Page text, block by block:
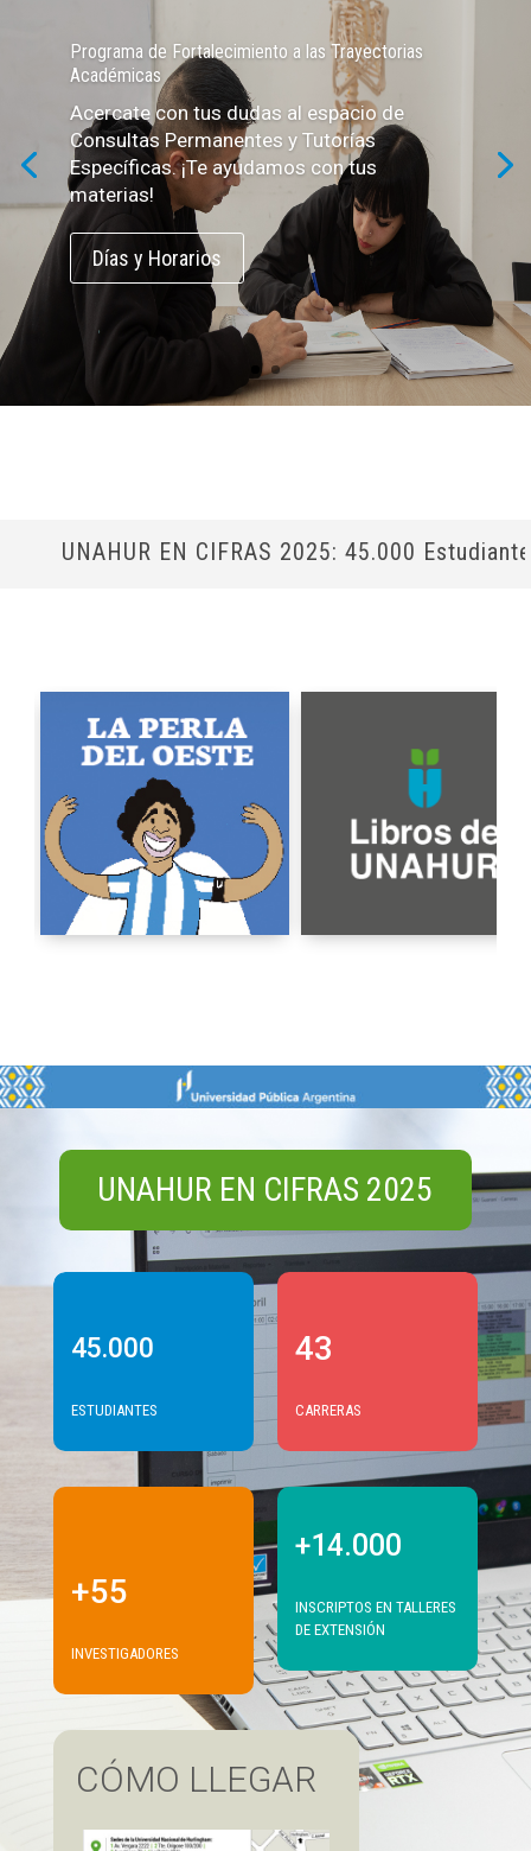
Programa de Fortalecimiento a las Trayectorias
Académicas
Acercate con tus dudas al espacio de
Consultas Permanentes y Tutorías
Específicas. ¡Te ayudamos con tus
materias!
Días y Horarios
EN CIFRAS 2025: 45.000 Estudiantes |
UNAHUR EN CIFRAS 2025
45.000
ESTUDIANTES
+55
INVESTIGADORES
43
CARRERAS
+14.000
INSCRIPTOS EN TALLERES
DE EXTENSIÓN
CÓMO LLEGAR